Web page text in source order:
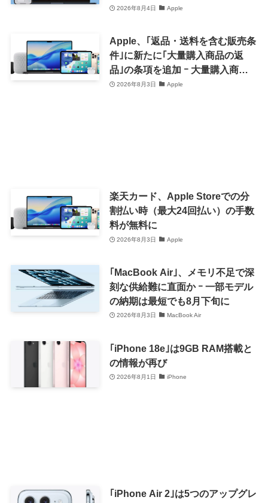
2026年8月4日 Apple
Apple、｢返品・送料を含む販売条
件｣に新たに｢大量購入商品の返
品｣の条項を追加 ｰ 大量購入商品
の返品に15％の手数料
2026年8月3日 Apple
楽天カード、Apple Storeでの分
割払い時（最大24回払い）の手数
料が無料に
2026年8月3日 Apple
｢MacBook Air｣、メモリ不足で深
刻な供給難に直面か ｰ 一部モデル
の納期は最短でも8月下旬に
2026年8月3日 MacBook Air
｢iPhone 18e｣は9GB RAM搭載と
の情報が再び
2026年8月1日 iPhone
｢iPhone Air 2｣は5つのアップグレ